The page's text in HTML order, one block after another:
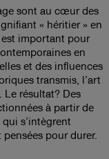
sont au cœur des
« héritier » en
important pour
en
et des influences
transmis, l’art
Le résultat? Des
à partir de
s’intègrent
pour durer.